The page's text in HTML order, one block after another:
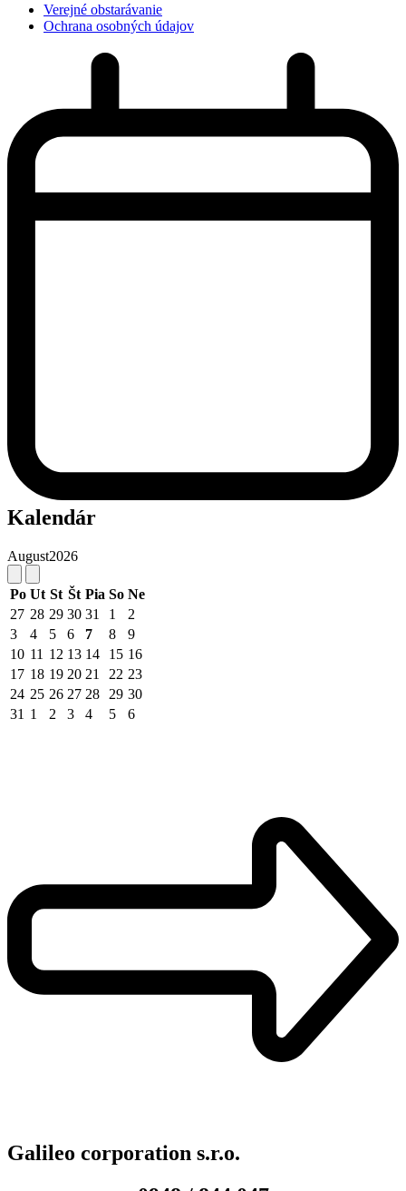
Verejné obstarávanie
Ochrana osobných údajov
Kalendár
August2026
Po Ut St Št Pia So Ne
27 28 29 30 31 1
2
3
4 5 6 7 8
9
10 11 12 13 14 15 16
17 18 19 20 21 22 23
24 25 26 27 28 29 30
31 1 2 3 4 5 6
Galileo corporation s.r.o.